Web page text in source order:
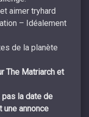
aimer tryhard
– Idéalement
de la planète
The Matriarch et
la date de
une annonce